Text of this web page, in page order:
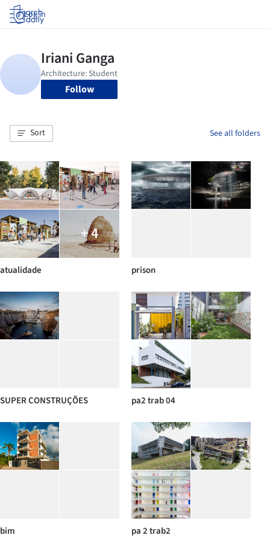
Log in
Follow
Sort See all folders
+ 4
atualidade prison
SUPER CONSTRUÇÕES pa2 trab 04
bim pa 2 trab2